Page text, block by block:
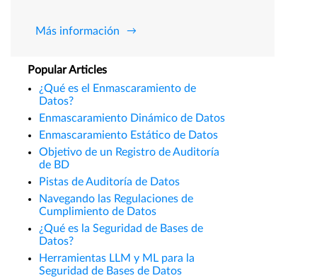
Más información
Popular Articles
¿Qué es el Enmascaramiento de
Datos?
Enmascaramiento Dinámico de Datos
Enmascaramiento Estático de Datos
Objetivo de un Registro de Auditoría
de BD
Pistas de Auditoría de Datos
Navegando las Regulaciones de
Cumplimiento de Datos
¿Qué es la Seguridad de Bases de
Datos?
Herramientas LLM y ML para la
Seguridad de Bases de Datos